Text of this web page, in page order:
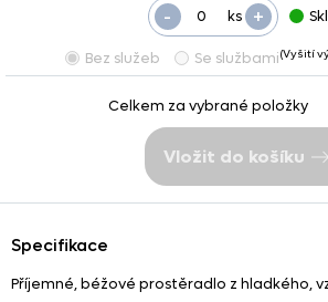
ks +
-
Bez služeb Se službami(Vyšití
Celkem za vybrané položky
Vložit do košíku
Specifikace
Příjemné, béžové prostěradlo z hladkého,